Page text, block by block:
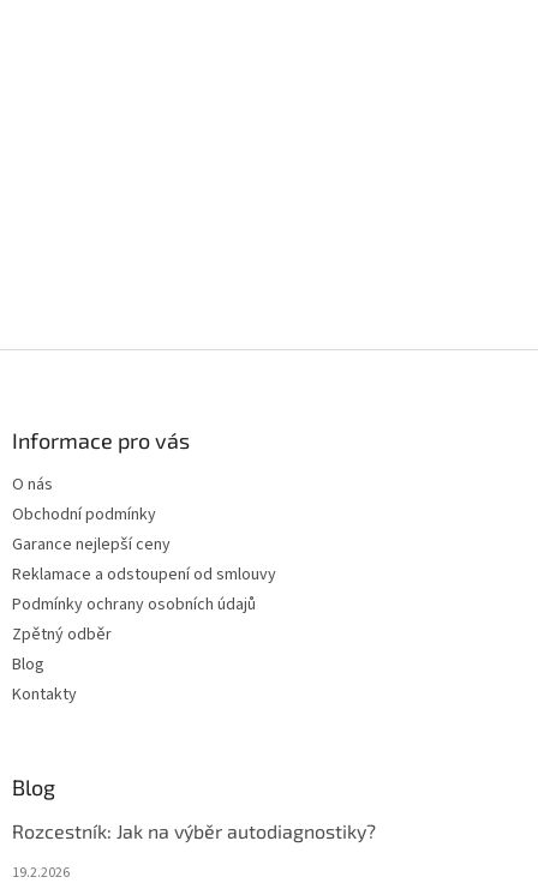
Informace pro vás
O nás
Obchodní podmínky
Garance nejlepší ceny
Reklamace a odstoupení od smlouvy
Podmínky ochrany osobních údajů
Zpětný odběr
Blog
Kontakty
Blog
Rozcestník: Jak na výběr autodiagnostiky?
19.2.2026